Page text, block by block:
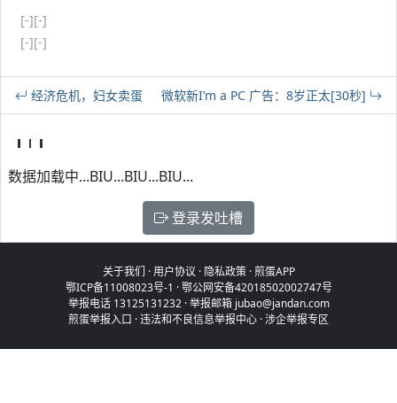
[-][-]
[-][-]
经济危机，妇女卖蛋 微软新I’m a PC 广告：8岁正太[30秒]
数据加载中...BIU...BIU...BIU...
登录发吐槽
关于我们 ·用户协议 · 隐私政策·煎蛋APP
鄂ICP备11008023号-1 ·鄂公网安备42018502002747号
举报电话 13125131232 · 举报邮箱 jubao@jandan.com
煎蛋举报入口 ·违法和不良信息举报中心 ·涉企举报专区